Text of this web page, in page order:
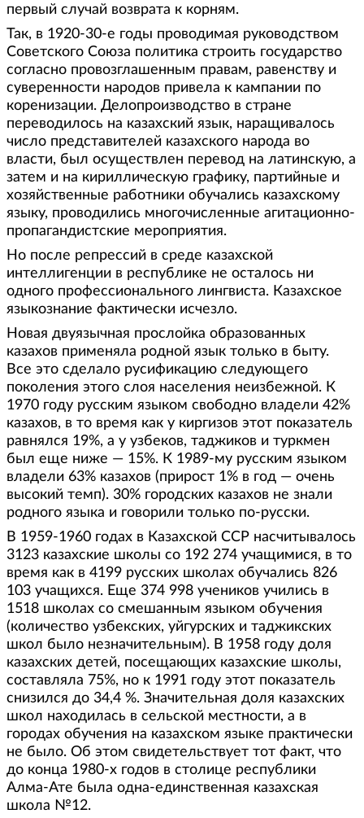
первый случай возврата к корням.
Так, в 1920-30-е годы проводимая руководством
Советского Союза политика строить государство
согласно провозглашенным правам, равенству и
суверенности народов привела к кампании по
коренизации. Делопроизводство в стране
переводилось на казахский язык, наращивалось
число представителей казахского народа во
власти, был осуществлен перевод на латинскую, а
затем и на кириллическую графику, партийные и
хозяйственные работники обучались казахскому
языку, проводились многочисленные агитационно-
пропагандистские мероприятия.
Но после репрессий в среде казахской
интеллигенции в республике не осталось ни
одного профессионального лингвиста. Казахское
языкознание фактически исчезло.
Новая двуязычная прослойка образованных
казахов применяла родной язык только в быту.
Все это сделало русификацию следующего
поколения этого слоя населения неизбежной. К
1970 году русским языком свободно владели 42%
казахов, в то время как у киргизов этот показатель
равнялся 19%, а у узбеков, таджиков и туркмен
был еще ниже — 15%. К 1989-му русским языком
владели 63% казахов (прирост 1% в год — очень
высокий темп). 30% городских казахов не знали
родного языка и говорили только по-русски.
В 1959-1960 годах в Казахской ССР насчитывалось
3123 казахские школы со 192 274 учащимися, в то
время как в 4199 русских школах обучались 826
103 учащихся. Еще 374 998 учеников учились в
1518 школах со смешанным языком обучения
(количество узбекских, уйгурских и таджикских
школ было незначительным). В 1958 году доля
казахских детей, посещающих казахские школы,
составляла 75%, но к 1991 году этот показатель
снизился до 34,4 %. Значительная доля казахских
школ находилась в сельской местности, а в
городах обучения на казахском языке практически
не было. Об этом свидетельствует тот факт, что
до конца 1980-х годов в столице республики
Алма-Ате была одна-единственная казахская
школа №12.